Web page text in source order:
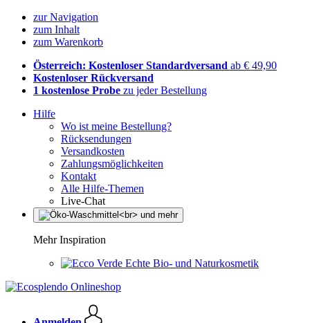
zur Navigation
zum Inhalt
zum Warenkorb
Österreich: Kostenloser Standardversand ab € 49,90
Kostenloser Rückversand
1 kostenlose Probe zu jeder Bestellung
Hilfe
Wo ist meine Bestellung?
Rücksendungen
Versandkosten
Zahlungsmöglichkeiten
Kontakt
Alle Hilfe-Themen
Live-Chat
Mehr Inspiration
Echte Bio- und Naturkosmetik